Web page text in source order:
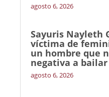
agosto 6, 2026
Sayuris Nayleth
víctima de
un hombre que
negativa a bailar
agosto 6, 2026